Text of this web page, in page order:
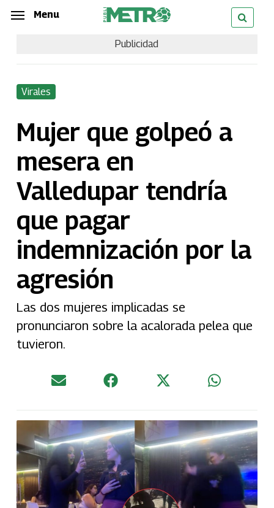
Skip
content
Menu
Publicidad
Virales
Mujer que golpeó a
mesera en
Valledupar tendría
que pagar
indemnización por la
agresión
Las dos mujeres implicadas se
pronunciaron sobre la acalorada pelea que
tuvieron.
Menu